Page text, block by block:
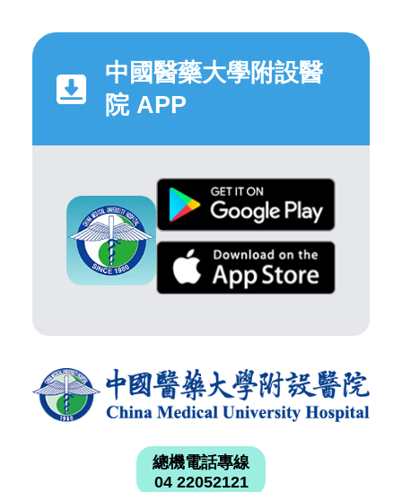
中國醫藥大學附設醫
院 APP
總機電話專線
04 22052121